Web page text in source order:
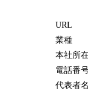
URL
業種
本社所
電話番
代表者名